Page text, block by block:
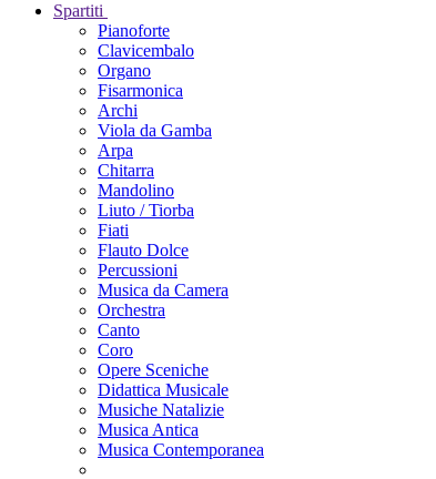
Spartiti
Pianoforte
Clavicembalo
Organo
Fisarmonica
Archi
Viola da Gamba
Arpa
Chitarra
Mandolino
Liuto / Tiorba
Fiati
Flauto Dolce
Percussioni
Musica da Camera
Orchestra
Canto
Coro
Opere Sceniche
Didattica Musicale
Musiche Natalizie
Musica Antica
Musica Contemporanea